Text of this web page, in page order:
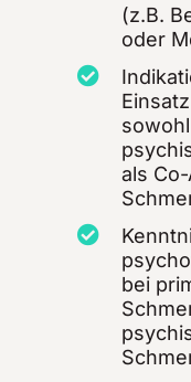
(z.B.
oder
als
bei